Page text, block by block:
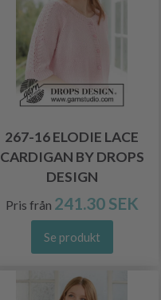
267-16 ELODIE LACE
CARDIGAN BY DROPS
DESIGN
Pris från 241.30 SEK
Se produkt